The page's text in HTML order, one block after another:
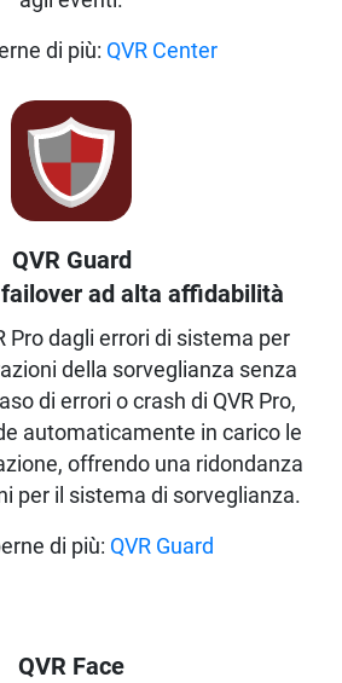
di più: QVR Center
QVR Guard
ad alta affidabilità
Pro dagli errori di sistema per
della sorveglianza senza
di errori o crash di QVR Pro,
automaticamente in carico le
offrendo una ridondanza
per il sistema di sorveglianza.
di più: QVR Guard
QVR Face